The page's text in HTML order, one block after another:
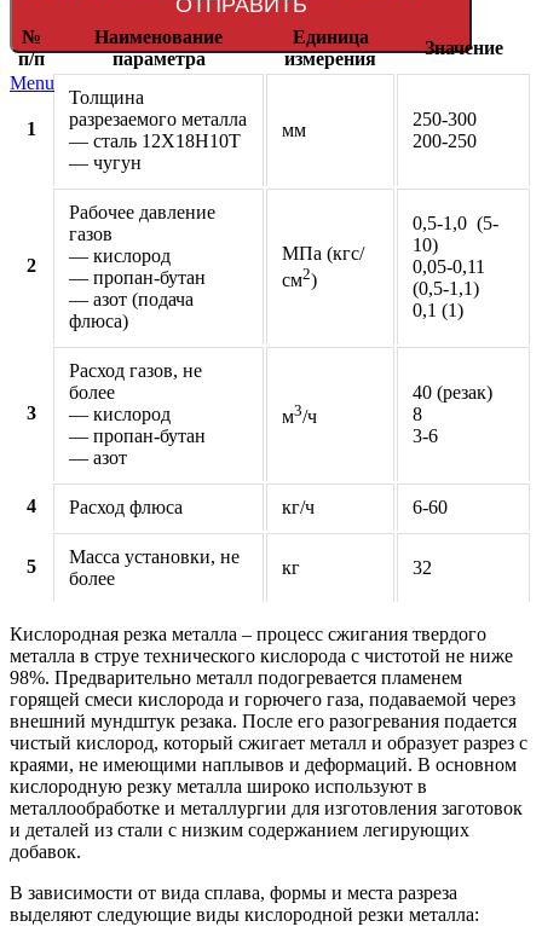
Menu
№
п/п
Наименование
параметра
Единица
измерения
Значение
1
Толщина
разрезаемого металла
— сталь 12Х18Н10Т
— чугун
мм
250-300
200-250
2
Рабочее давление
газов
— кислород
— пропан-бутан
— азот (подача
флюса)
МПа (кгс/
см2)
0,5-1,0 (5-
10)
0,05-0,11
(0,5-1,1)
0,1 (1)
3
Расход газов, не
более
— кислород
— пропан-бутан
— азот
м3/ч
40 (резак)
8
3-6
4 Расход флюса кг/ч 6-60
5
Масса установки, не
более
кг 32
Кислородная резка металла – процесс сжигания твердого
металла в струе технического кислорода с чистотой не ниже
98%. Предварительно металл подогревается пламенем
горящей смеси кислорода и горючего газа, подаваемой через
внешний мундштук резака. После его разогревания подается
чистый кислород, который сжигает металл и образует разрез с
краями, не имеющими наплывов и деформаций. В основном
кислородную резку металла широко используют в
металлообработке и металлургии для изготовления заготовок
и деталей из стали с низким содержанием легирующих
добавок.
В зависимости от вида сплава, формы и места разреза
выделяют следующие виды кислородной резки металла: